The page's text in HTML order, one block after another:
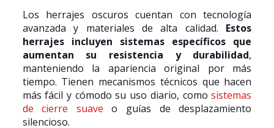
Los herrajes oscuros cuentan con tecnología
avanzada y materiales de alta calidad. Estos
herrajes incluyen sistemas específicos que
aumentan su resistencia y durabilidad,
manteniendo la apariencia original por más
tiempo. Tienen mecanismos técnicos que hacen
más fácil y cómodo su uso diario, comosistemas
de cierre suave o guías de desplazamiento
silencioso.